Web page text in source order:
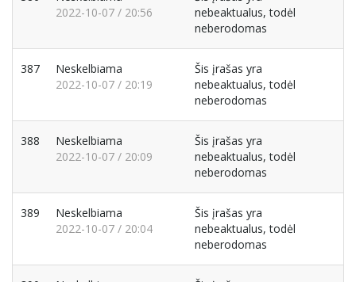
2022-10-07 / 20:56
nebeaktualus, todėl
neberodomas
387
Neskelbiama
2022-10-07 / 20:19
Šis įrašas yra
nebeaktualus, todėl
neberodomas
388
Neskelbiama
2022-10-07 / 20:09
Šis įrašas yra
nebeaktualus, todėl
neberodomas
389
Neskelbiama
2022-10-07 / 20:04
Šis įrašas yra
nebeaktualus, todėl
neberodomas